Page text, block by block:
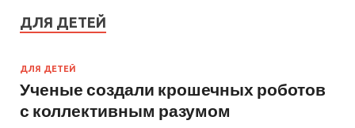
ДЛЯ ДЕТЕЙ
ДЛЯ ДЕТЕЙ
Ученые создали крошечных роботов
с коллективным разумом